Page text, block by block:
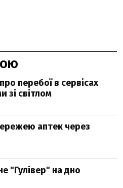
перебої в сервісах
зі світлом
аптек через
"Гулівер" на дно